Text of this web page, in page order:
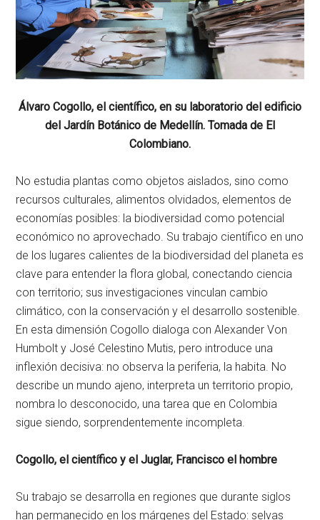
Álvaro Cogollo, el científico, en su laboratorio del edificio
del Jardín Botánico de Medellín. Tomada de El
Colombiano.
No estudia plantas como objetos aislados, sino como
recursos culturales, alimentos olvidados, elementos de
economías posibles: la biodiversidad como potencial
económico no aprovechado. Su trabajo científico en uno
de los lugares calientes de la biodiversidad del planeta es
clave para entender la flora global, conectando ciencia
con territorio; sus investigaciones vinculan cambio
climático, con la conservación y el desarrollo sostenible.
En esta dimensión Cogollo dialoga con Alexander Von
Humbolt y José Celestino Mutis, pero introduce una
inflexión decisiva: no observa la periferia, la habita. No
describe un mundo ajeno, interpreta un territorio propio,
nombra lo desconocido, una tarea que en Colombia
sigue siendo, sorprendentemente incompleta.
Cogollo, el científico y el Juglar, Francisco el hombre
Su trabajo se desarrolla en regiones que durante siglos
han permanecido en los márgenes del Estado: selvas